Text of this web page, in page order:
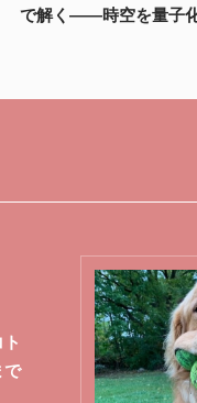
で解く――時空を量子
で